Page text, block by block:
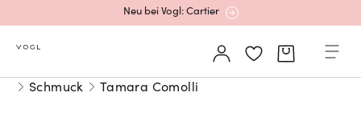
Neu bei Vogl: Cartier
Mehr erfahren: Ikonische Uhren von Cartier
Schmuck Tamara Comolli